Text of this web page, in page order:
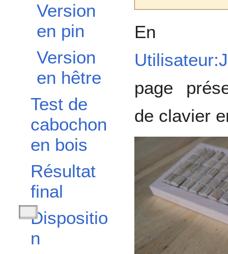
Version
en pin
Version
en hêtre
Test de
cabochon
en bois
Résultat
final
Dispositio
n
Afficher / masquer la sous-section Disposition
En
page
de clavier